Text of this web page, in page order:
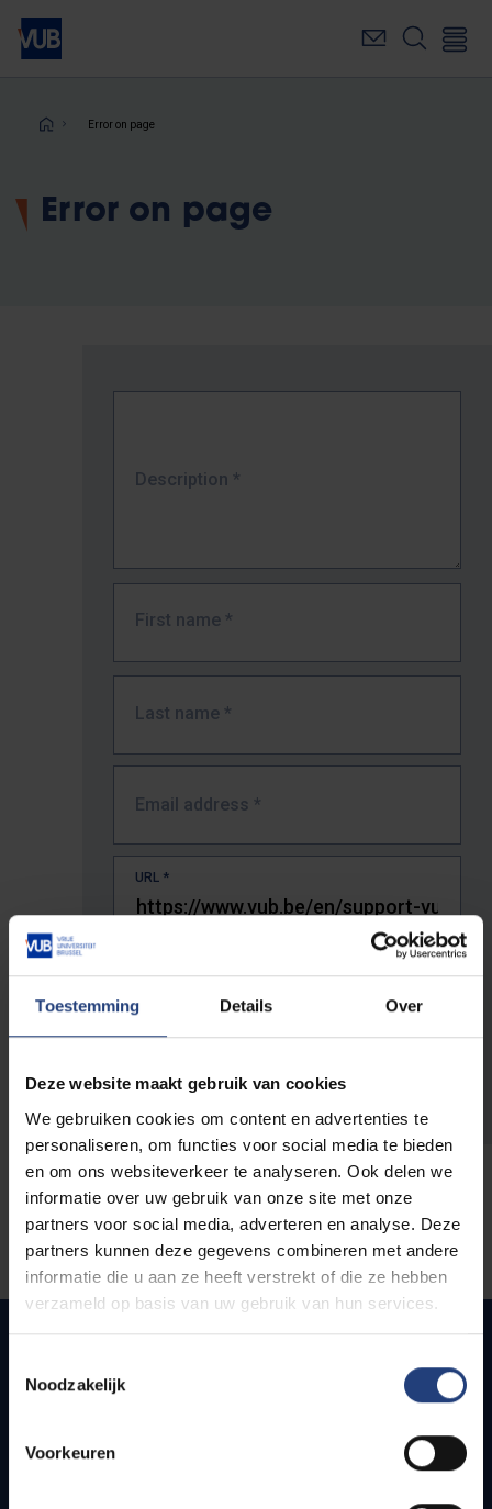
Toestemming Details Over
Deze website maakt gebruik van cookies
We gebruiken cookies om content en advertenties te
personaliseren, om functies voor social media te bieden
en om ons websiteverkeer te analyseren. Ook delen we
informatie over uw gebruik van onze site met onze
partners voor social media, adverteren en analyse. Deze
partners kunnen deze gegevens combineren met andere
informatie die u aan ze heeft verstrekt of die ze hebben
verzameld op basis van uw gebruik van hun services.
Noodzakelijk
Voorkeuren
Skip
main
Breadcrumb
Error on page
Error on page
Description *
First name *
Last name *
Email address *
URL *
The full URL of the page where you encountered the error.
Quick links